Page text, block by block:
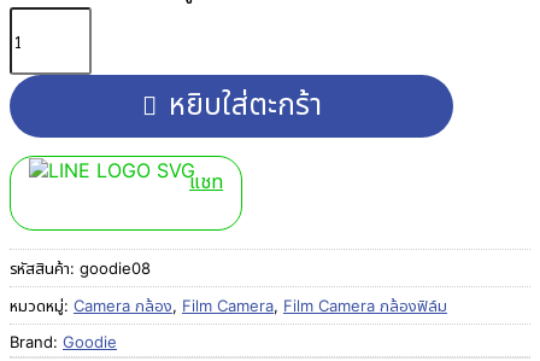
หยิบใส่ตะกร้า
แชท
รหัสสินค้า: goodie08
หมวดหมู่: Camera กล้อง, Film Camera, Film Camera กล้องฟิล์ม
Brand: Goodie